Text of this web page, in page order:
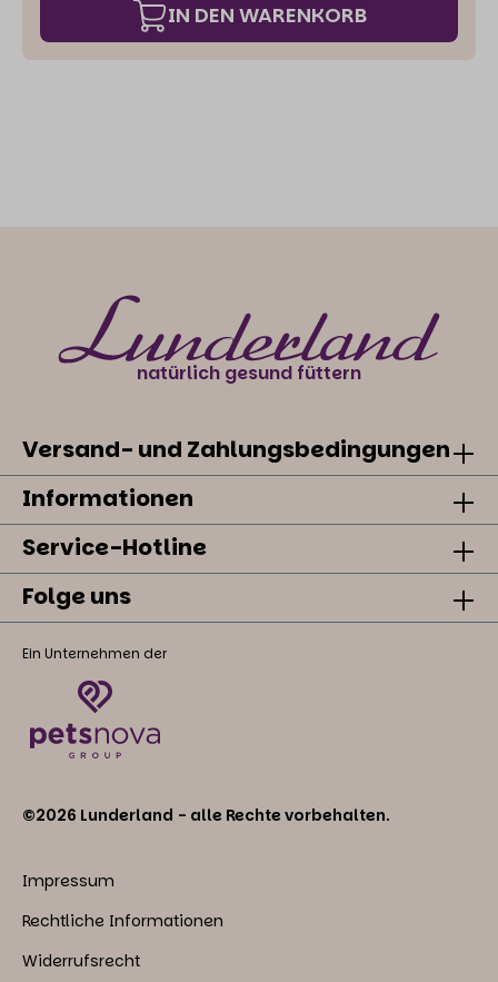
IN DEN WARENKORB
natürlich gesund füttern
Versand- und Zahlungsbedingungen
Informationen
Service-Hotline
Folge uns
Ein Unternehmen der
©2026 Lunderland - alle Rechte vorbehalten.
Impressum
Rechtliche Informationen
Widerrufsrecht